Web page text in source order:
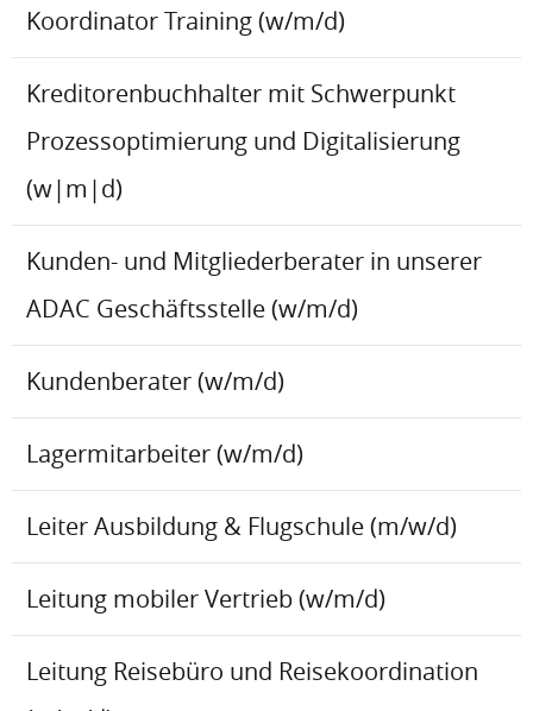
Koordinator Training (w/m/d)
Kreditorenbuchhalter mit Schwerpunkt
Prozessoptimierung und Digitalisierung
(w|m|d)
Kunden- und Mitgliederberater in unserer
ADAC Geschäftsstelle (w/m/d)
Kundenberater (w/m/d)
Lagermitarbeiter (w/m/d)
Leiter Ausbildung & Flugschule (m/w/d)
Leitung mobiler Vertrieb (w/m/d)
Leitung Reisebüro und Reisekoordination